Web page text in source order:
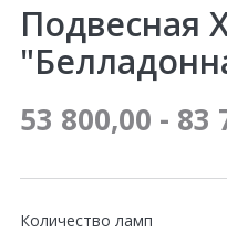
Подвесная
53 800,00 - 83
Количество ламп